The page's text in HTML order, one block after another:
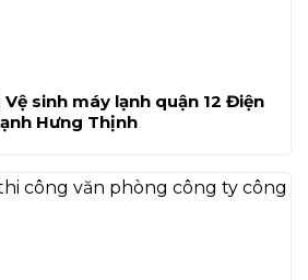
sinh máy lạnh quận 12 Điện
Hưng Thịnh